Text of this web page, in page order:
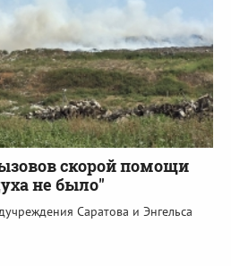
скорой помощи
не было"
Саратова и Энгельса